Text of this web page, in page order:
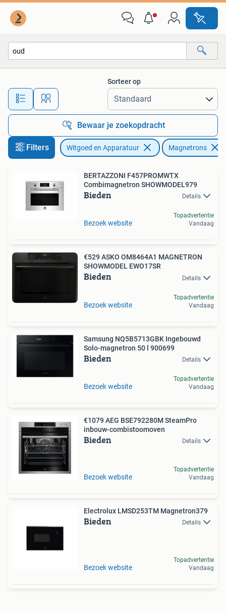
Alle afstanden…
Sorteer op
Bewaar je zoekopdracht
Filters Witgoed en Apparatuur Magnetrons
BERTAZZONI F457PROMWTX
Combimagnetron SHOWMODEL979
Bieden Details
Bezoek website
Topadvertentie
Vandaag
€529 ASKO OM8464A1 MAGNETRON
SHOWMODEL EWO17SR
Bieden Details
Bezoek website
Topadvertentie
Vandaag
Samsung NQ5B5713GBK Ingebouwd
Solo-magnetron 50 l 900699
Bieden Details
Bezoek website
Topadvertentie
Vandaag
€1079 AEG BSE792280M SteamPro
inbouw-combi­stoomoven
Bieden Details
Bezoek website
Topadvertentie
Vandaag
Electrolux LMSD253TM Magnetron379
Bieden Details
Bezoek website
Topadvertentie
Vandaag